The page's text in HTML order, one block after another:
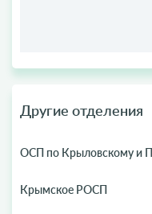
Другие отделения
ОСП по Крыловскому и
Крымское РОСП